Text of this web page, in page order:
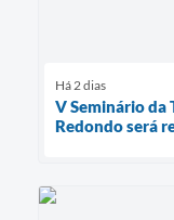
Há 2 dias
V Seminário da
Redondo será